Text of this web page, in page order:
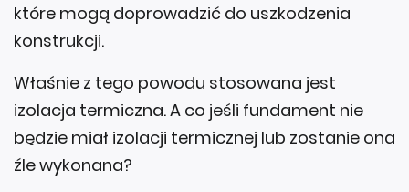
które mogą doprowadzić do uszkodzenia
konstrukcji.
Właśnie z tego powodu stosowana jest
izolacja termiczna. A co jeśli fundament nie
będzie miał izolacji termicznej lub zostanie ona
źle wykonana?